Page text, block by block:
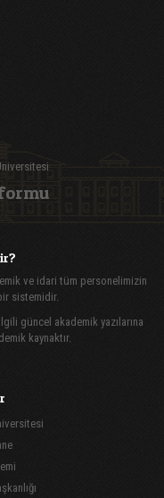
ve idari tüm personelimizin
sistemidir.
güncel akademik yazılarına
kaynaktır.